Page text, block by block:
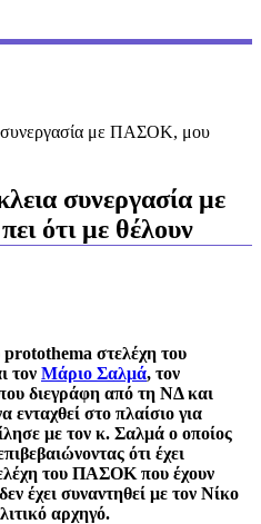
συνεργασία με ΠΑΣΟΚ, μου
συνεργασία με
ότι με θέλουν
στελέχη του
τον Μάριο Σαλμά, τον
διεγράφη από τη ΝΔ και
ενταχθεί στο πλαίσιο για
με τον κ. Σαλμά ο οποίος
ότι έχει
του ΠΑΣΟΚ που έχουν
έχει συναντηθεί με τον Νίκο
αρχηγό.